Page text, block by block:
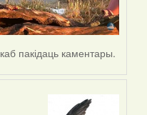
каб пакідаць каментары.